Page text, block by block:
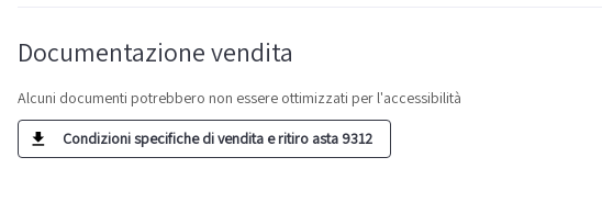
Documentazione vendita
Alcuni documenti potrebbero non essere ottimizzati per l'accessibilità
Condizioni specifiche di vendita e ritiro asta 9312